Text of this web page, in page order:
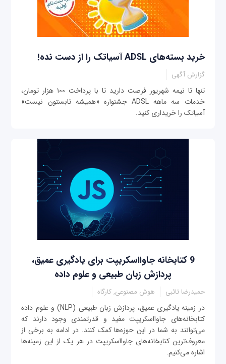
خرید بسته‌های ADSL آسیاتک را از دست نده!
گزارش آگهی
تنها تا نیمه شهریور فرصت دارید تا با پرداخت ۱۰۰ هزار تومان،
خدمات سه ماهه ADSL جشنواره «همیشه تابستون نیست»
آسیاتک را خریداری کنید.
9 کتابخانه جاوااسکریپت برای یادگیری عمیق،
پردازش زبان طبیعی و علوم داده
حمیدرضا تائبی هوش مصنوعی, کارگاه
در زمینه یادگیری عمیق، پردازش زبان طبیعی (NLP) و علوم داده
کتابخانه‌های جاوااسکریپت مفید و قدرتمندی وجود دارند که
می‌توانند به شما در این حوزه‌ها کمک کنند. در ادامه به برخی از
معروف‌ترین کتابخانه‌های جاوااسکریپت در هر یک از این زمینه‌ها
اشاره می‌کنیم.